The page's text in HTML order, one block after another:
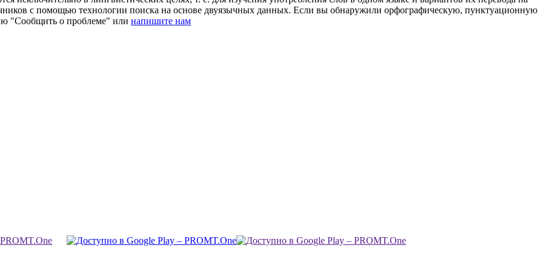
с помощью технологии поиска на основе двуязычных данных. Если вы обнаружили орфографическую, пунктуационную
"Сообщить о проблеме" или напишите нам